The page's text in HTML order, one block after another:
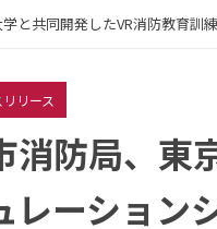
と共同開発したVR消防教育
リース
消防局、東
レーション